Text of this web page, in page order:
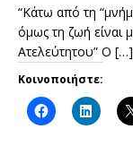
“Κάτω από τη
όμως τη ζωή είναι
Ατελεύτητου” Ο […]
Κοινοποιήστε: